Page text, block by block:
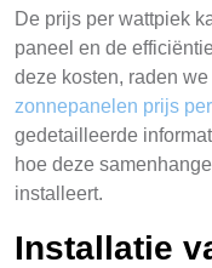
De prijs per wattpiek
paneel en de
deze kosten, raden
zonnepanelen prijs
gedetailleerde
hoe deze
installeert.
Installatie